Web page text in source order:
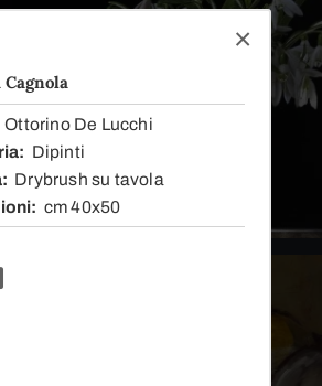
Cagnola
Ottorino De Lucchi
Dipinti
Drybrush su tavola
cm 40x50